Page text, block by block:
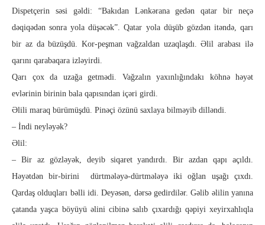
Dispetçerin səsi gəldi: “Bakıdan Lənkərana gedən qatar bir neçə
dəqiqədən sonra yola düşəcək”. Qatar yola düşüb gözdən itəndə, qarı
bir az da büzüşdü. Kor-peşman vağzaldan uzaqlaşdı. Əlil arabası ilə
qarını qarabaqara izləyirdi.
Qarı çox da uzağa getmədi. Vağzalın yaxınlığındakı köhnə həyət
evlərinin birinin bala qapısından içəri girdi.
Əlili maraq bürümüşdü. Pinəçi özünü saxlaya bilməyib dilləndi.
– İndi neyləyək?
Əlil:
– Bir az gözləyək, deyib siqaret yandırdı. Bir azdan qapı açıldı.
Həyətdən bir-birini dürtmələyə-dürtmələyə iki oğlan uşağı çıxdı.
Qardaş olduqları bəlli idi. Deyəsən, dərsə gedirdilər. Gəlib əlilin yanına
çatanda yaşca böyüyü əlini cibinə salıb çıxardığı qəpiyi xeyirxahlıqla